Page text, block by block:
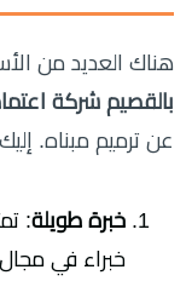
هناك العديد من
بالقصيم شركة
عن ترميم مبناه.
خبرة طويلة:
خبراء في